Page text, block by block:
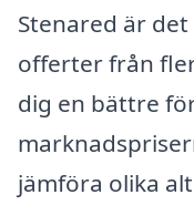
Stenared är
offerter från
dig en bättre
jämföra olika